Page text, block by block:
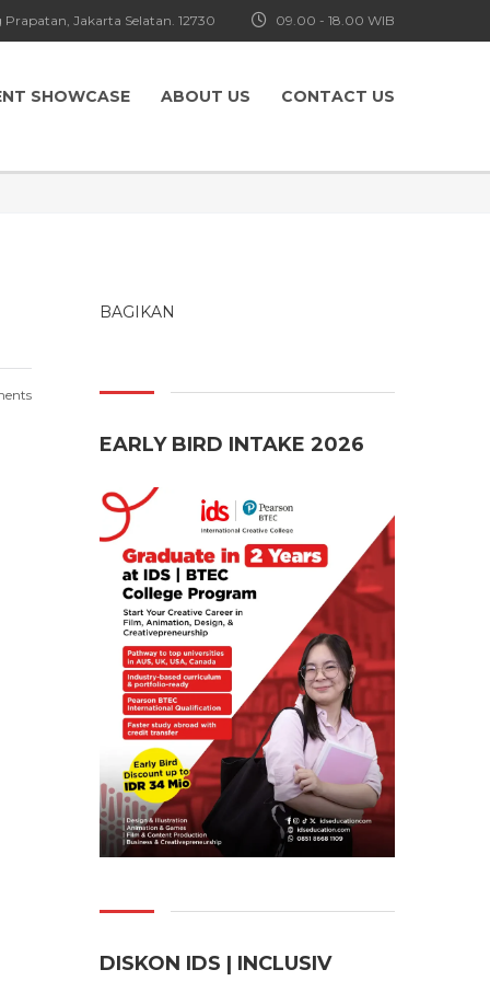
09.00 - 18.00 WIB
Jakarta Selatan. 12730
SHOWCASE ABOUT US CONTACT US
BAGIKAN
EARLY BIRD INTAKE 2026
DISKON IDS | INCLUSIV